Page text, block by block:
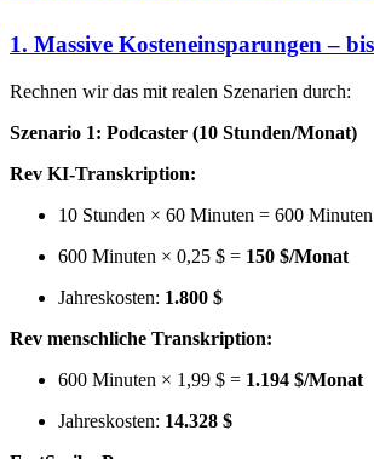
1. Massive Kosteneinsparungen –
Rechnen wir das mit realen Szenarien durch:
Szenario 1: Podcaster (10 Stunden/Monat)
Rev KI-Transkription:
10 Stunden × 60 Minuten = 600 Minuten
600 Minuten × 0,25 $ = 150 $/Monat
Jahreskosten: 1.800 $
Rev menschliche Transkription:
600 Minuten × 1,99 $ = 1.194 $/Monat
Jahreskosten: 14.328 $